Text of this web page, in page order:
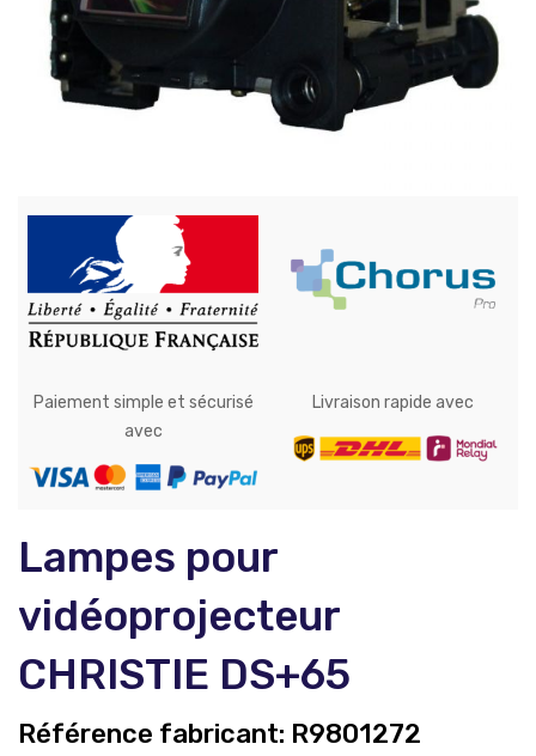
Paiement simple et sécurisé
avec
Livraison rapide avec
Lampes pour
vidéoprojecteur
CHRISTIE DS+65
Référence fabricant: R9801272